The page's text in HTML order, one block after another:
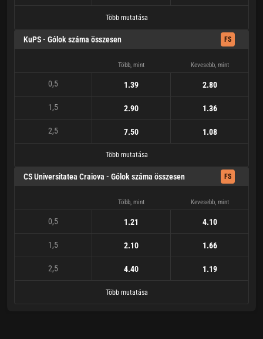
Több mutatása
KuPS - Gólok száma összesen FS
Több, mint Kevesebb, mint
0,5 1.39 2.80
1,5 2.90 1.36
2,5 7.50 1.08
Több mutatása
CS Universitatea Craiova - Gólok száma összesen FS
Több, mint Kevesebb, mint
0,5 1.21 4.10
1,5 2.10 1.66
2,5 4.40 1.19
Több mutatása